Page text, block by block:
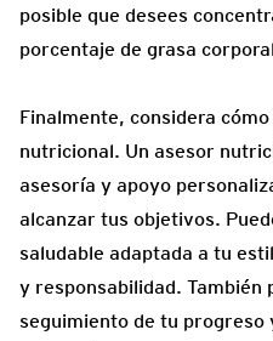
posible que desees
porcentaje de grasa
Finalmente, considera
nutricional. Un asesor
asesoría y apoyo
alcanzar tus objetivos.
saludable adaptada a tu
y responsabilidad. También
seguimiento de tu progreso